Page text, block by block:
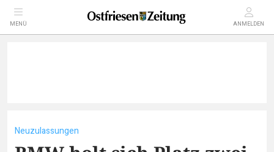
MENÜ ANMELDEN
Neuzulassungen